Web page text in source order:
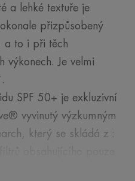
a lehké textuře je
přizpůsobený
a to i při těch
výkonech. Je velmi
SPF 50+ je exkluzivní
vyvinutý výzkumným
který se skládá z :